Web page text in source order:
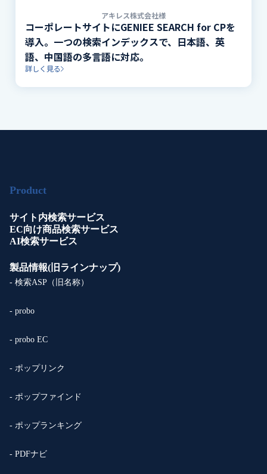
アキレス株式会社様
コーポレートサイトにGENIEE SEARCH for CPを
導入。一つの検索インデックスで、日本語、英
語、中国語の多言語に対応。
詳しく見る
Product
サイト内検索サービス
EC向け商品検索サービス
AI検索サービス
製品情報(旧ラインナップ)
- 検索ASP（旧名称）
- probo
- probo EC
- ポップリンク
- ポップファインド
- ポップランキング
- PDFナビ